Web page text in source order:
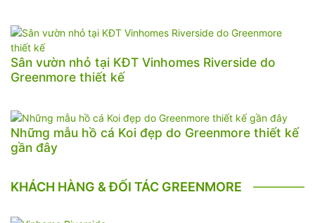
Sân vườn nhỏ tại KĐT Vinhomes Riverside do
Greenmore thiết kế
Những mẫu hồ cá Koi đẹp do Greenmore thiết kế
gần đây
KHÁCH HÀNG & ĐỐI TÁC GREENMORE